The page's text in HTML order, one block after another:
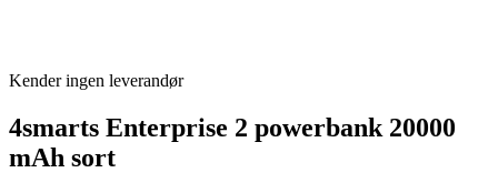
Kender ingen leverandør
4smarts Enterprise 2 powerbank 20000
mAh sort